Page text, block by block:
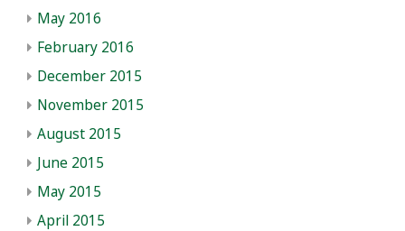
May 2016
February 2016
December 2015
November 2015
August 2015
June 2015
May 2015
April 2015